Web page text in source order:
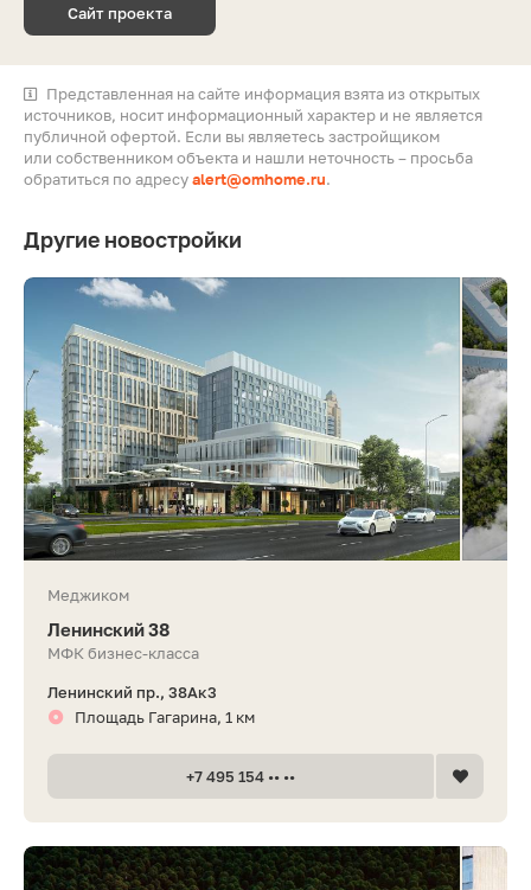
Сайт проекта
Представленная на сайте информация взята из открытых
источников, носит информационный характер и не является
публичной офертой. Если вы являетесь застройщиком
или собственником объекта и нашли неточность – просьба
обратиться по адресуalert@omhome.ru.
Другие новостройки
Меджиком
Ленинский 38
МФК бизнес-класса
Ленинский пр., 38Ак3
Площадь Гагарина, 1 км
+7 495 154 •• ••